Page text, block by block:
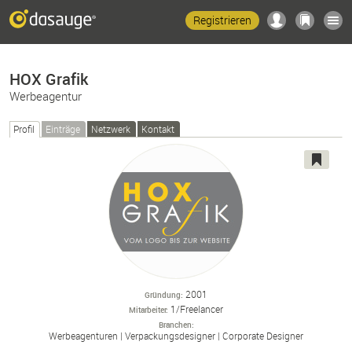
Registrieren
HOX Grafik
Werbeagentur
Profil Einträge Netzwerk Kontakt
Gründung 2001
Mitarbeiter 1/Freelancer
Branchen
Werbeagenturen Verpackungsdesigner Corporate Designer